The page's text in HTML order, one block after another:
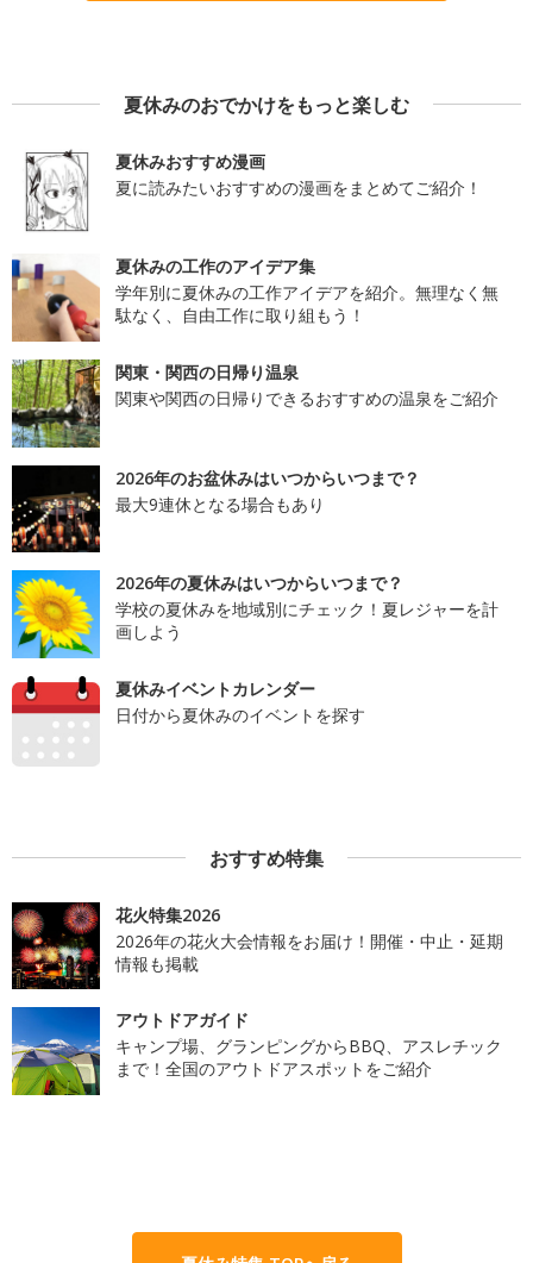
夏休みのおでかけをもっと楽しむ
夏休みおすすめ漫画
夏に読みたいおすすめの漫画をまとめてご紹介！
夏休みの工作のアイデア集
学年別に夏休みの工作アイデアを紹介。無理なく無
駄なく、自由工作に取り組もう！
関東・関西の日帰り温泉
関東や関西の日帰りできるおすすめの温泉をご紹介
2026年のお盆休みはいつからいつまで？
最大9連休となる場合もあり
2026年の夏休みはいつからいつまで？
学校の夏休みを地域別にチェック！夏レジャーを計
画しよう
夏休みイベントカレンダー
日付から夏休みのイベントを探す
おすすめ特集
花火特集2026
2026年の花火大会情報をお届け！開催・中止・延期
情報も掲載
アウトドアガイド
キャンプ場、グランピングからBBQ、アスレチック
まで！全国のアウトドアスポットをご紹介